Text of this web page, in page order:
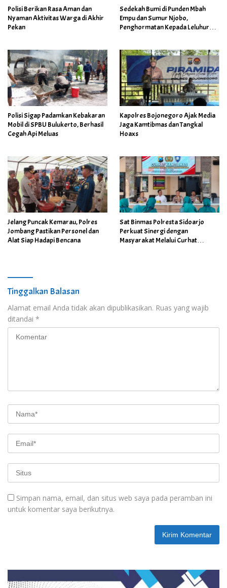
Polisi Berikan Rasa Aman dan
Nyaman Aktivitas Warga di Akhir
Pekan
Sedekah Bumi di Punden Mbah
Empu dan Sumur Njobo,
Penghormatan Kepada Leluhur
Polisi Sigap Padamkan Kebakaran
Mobil di SPBU Bulukerto, Berhasil
Cegah Api Meluas
Kapolres Bojonegoro Ajak Media
Jaga Kamtibmas dan Tangkal
Hoaxs
Jelang Puncak Kemarau, Polres
Jombang Pastikan Personel dan
Alat Siap Hadapi Bencana
Sat Binmas Polresta Sidoarjo
Perkuat Sinergi dengan
Masyarakat Melalui Curhat
Tinggalkan Balasan
Alamat email Anda tidak akan dipublikasikan. Ruas yang wajib
ditandai *
Simpan nama, email, dan situs web saya pada peramban ini
untuk komentar saya berikutnya.